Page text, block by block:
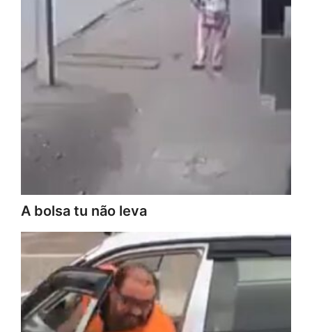
A bolsa tu não leva